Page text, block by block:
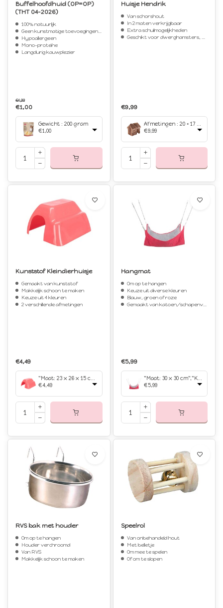
Buffelhoofdhuid (OP=OP)
(THT 04-2026)
100% natuurlijk
Geen kunstmatige toevoegingen of conserveermiddelen
Hypoallergeen
Mono-proteïne
Langdurig kauwplezier
€4,99
€1,00
Gewicht : 200 gram
€1,00
Huisje Hendrik
Van schorshout
In 2 maten verkrijgbaar
Extra schuilmogelijkheden
Geschikt voor dwerghamsters, muizen en gerbils
€9,99
Afmetingen : 20 × 17 × 12 cm
€9,99
Kunststof Kleindierhuisje
Gemaakt van kunststof
Makkelijk schoon te maken
Keuze uit 4 kleuren
2 verschillende afmetingen
€4,49
"Maat: 23 x 26 x 15 cm","Kleur: Groen"
€4,49
Hangmat
Om op te hangen
Keuze uit diverse kleuren
Blauw, groen of roze
Gemaakt van katoen/schapenvacht look (polyester)
€5,99
"Maat: 30 x 30 cm","Kleur: Roze"
€5,99
RVS bak met houder
Om op te hangen
Houder verchroomd
Van RVS
Makkelijk schoon te maken
Speelrol
Van onbehandeld hout
Met belletje
Om mee te spelen
Of om te slopen